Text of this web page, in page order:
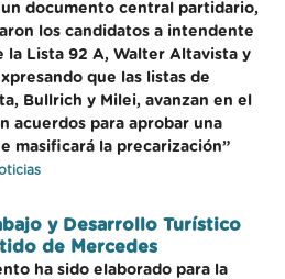
un documento central partidario,
los candidatos a intendente
la Lista 92 A, Walter Altavista y
que las listas de
Bullrich y Milei, avanzan en el
acuerdos para aprobar una
masificará la precarización”
y Desarrollo Turístico
de Mercedes
ha sido elaborado para la